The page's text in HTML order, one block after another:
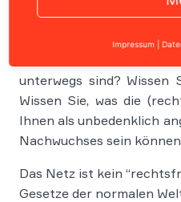
unterwegs sind? Wissen
Wissen Sie, was die
Ihnen als unbedenklich
Nachwuchses sein
Das Netz ist kein
Gesetze der normalen
Impressum